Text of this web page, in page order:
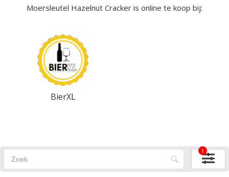
Moersleutel Hazelnut Cracker is online te koop bij:
BierXL
1